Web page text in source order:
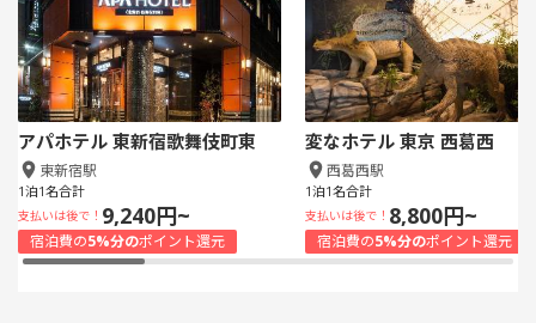
アパホテル 東新宿歌舞伎町東
東新宿駅
1泊1名合計
支払いは後で！ 9,240円~
宿泊費の5%分のポイント還元
変なホテル 東京 西葛西
西葛西駅
1泊1名合計
支払いは後で！ 8,800円~
宿泊費の5%分のポイント還元